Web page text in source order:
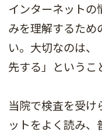
インターネットの
みを理解するため
い。大切なのは
先する」というこ
当院で検査を受け
ットをよく読み